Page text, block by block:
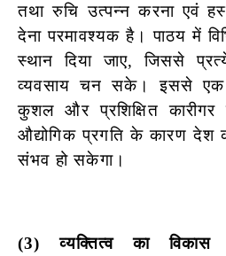
तथा रुचि उत्पन्न करना एवं
देना परमावश्यक है। पाठय में
स्थान दिया जाए, जिससे
व्यवसाय चन सके। इससे एक
कुशल और प्रशिक्षित
औद्योगिक प्रगति के कारण देश
संभव हो सकेगा।
(3) व्यक्तित्व का